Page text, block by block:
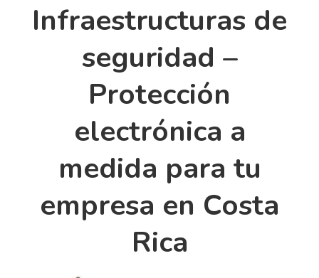
Infraestructuras de
seguridad –
Protección
electrónica a
medida para tu
empresa en Costa
Rica